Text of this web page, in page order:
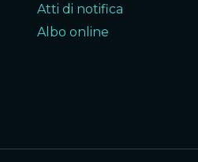
Atti di notifica
Albo online